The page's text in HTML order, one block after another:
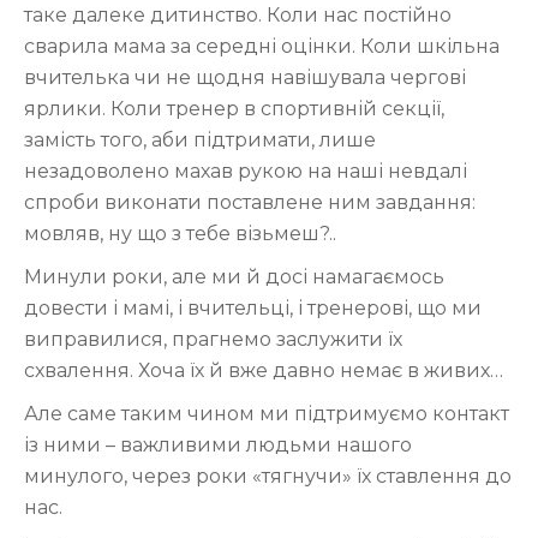
таке далеке дитинство. Коли нас постійно
сварила мама за середні оцінки. Коли шкільна
вчителька чи не щодня навішувала чергові
ярлики. Коли тренер в спортивній секції,
замість того, аби підтримати, лише
незадоволено махав рукою на наші невдалі
спроби виконати поставлене ним завдання:
мовляв, ну що з тебе візьмеш?..
Минули роки, але ми й досі намагаємось
довести і мамі, і вчительці, і тренерові, що ми
виправилися, прагнемо заслужити їх
схвалення. Хоча їх й вже давно немає в живих…
Але саме таким чином ми підтримуємо контакт
із ними – важливими людьми нашого
минулого, через роки «тягнучи» їх ставлення до
нас.